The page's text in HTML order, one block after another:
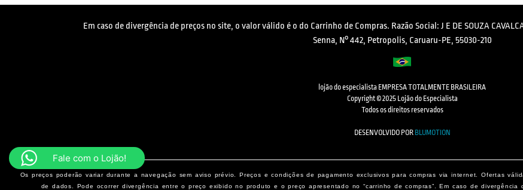
Em caso de divergência de preços no site, o valor válido é o do Carrinho de Compras. Razão Social: J E DE SOUZA
Senna, N° 442, Petropolis, Caruaru-PE, 55030-210
lojão do especialista EMPRESA TOTALMENTE BRASILEIRA
Copyright © 2025 Lojão do Especialista
Todos os direitos reservados
DESENVOLVIDO POR BLUMOTION
Os preços poderão variar durante a navegação sem aviso prévio. Preços e condições de pagamento exclusivos para compras via internet. Ofertas
de dados. Pode ocorrer divergência entre o preço exibido no produto e o preço apresentado no “carrinho de compras”. Em caso de
Fale com o Lojão!